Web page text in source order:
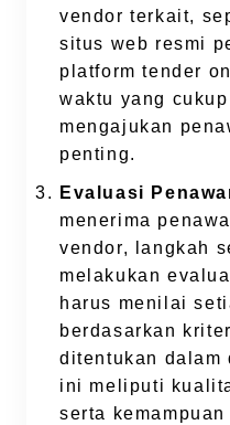
vendor terkait,
situs web resmi
platform tender
waktu yang
mengajukan
penting.
Evaluasi
menerima
vendor, langkah
melakukan
harus menilai
berdasarkan
ditentukan dalam
ini meliputi
serta